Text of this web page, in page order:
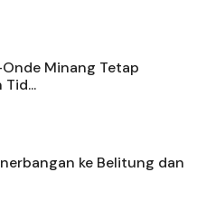
Minang Tetap
Tid...
ke Belitung dan